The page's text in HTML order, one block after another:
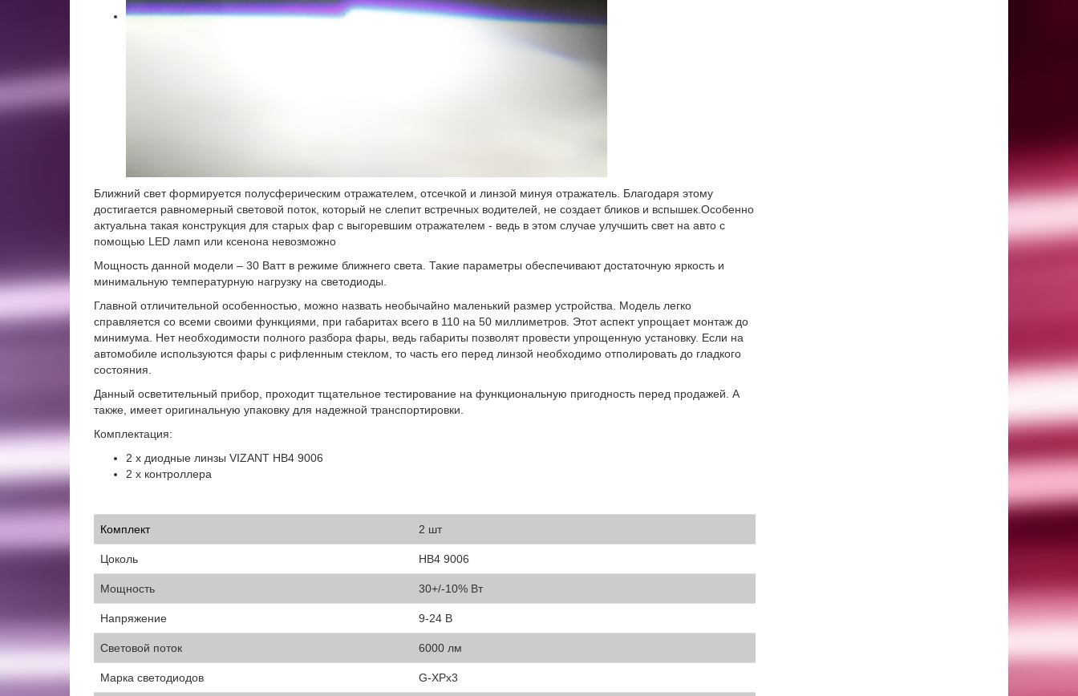
Ближний свет формируется полусферическим отражателем, отсечкой и линзой минуя отражатель. Благодаря этому
достигается равномерный световой поток, который не слепит встречных водителей, не создает бликов и вспышек.Особенно
актуальна такая конструкция для старых фар с выгоревшим отражателем - ведь в этом случае улучшить свет на авто с
помощью LED ламп или ксенона невозможно
Мощность данной модели – 30 Ватт в режиме ближнего света. Такие параметры обеспечивают достаточную яркость и
минимальную температурную нагрузку на светодиоды.
Главной отличительной особенностью, можно назвать необычайно маленький размер устройства. Модель легко
справляется со всеми своими функциями, при габаритах всего в 110 на 50 миллиметров. Этот аспект упрощает монтаж до
минимума. Нет необходимости полного разбора фары, ведь габариты позволят провести упрощенную установку. Если на
автомобиле используются фары с рифленным стеклом, то часть его перед линзой необходимо отполировать до гладкого
состояния.
Данный осветительный прибор, проходит тщательное тестирование на функциональную пригодность перед продажей. А
также, имеет оригинальную упаковку для надежной транспортировки.
Комплектация:
2 х диодные линзы VIZANT HB4 9006
2 х контроллера
Комплект 2 шт
Цоколь HB4 9006
Мощность 30+/-10% Вт
Напряжение 9-24 В
Световой поток 6000 лм
Марка светодиодов G-XPx3